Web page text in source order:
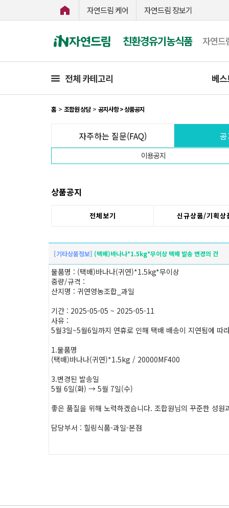
자연드림 케어 자연드림 장보기
친환경유기농식품 자연드
전체 카테고리 베
홈> 조합원 상담> 공지사항 > 상품공지
자주하는 질문(FAQ)
이용공지
상품공지
전체보기 신규상품/기획상
[기타상품정보] (택배)바나나*1.5kg*무이상 택배 발송 변경의 건
물품명 : (택배)바나나(귀연)*1.5kg*무이상
중량/규격 :
산지명 : 귀연영농조합_과일
기간 : 2025-05-05 ~ 2025-05-11
사유 :
5월3일~5월6일까지 연휴로 인해 택배 배송이 지연됨에
1.물품명
(택배)바나나(귀연)*1.5kg / 20000MF400
3.변경된 발송일
5월 6일(화) → 5월 7일(수)
좋은 품질을 위해 노력하겠습니다. 조합원님의 꾸준한 성
담당부서 : 힐링식품-과일-본점